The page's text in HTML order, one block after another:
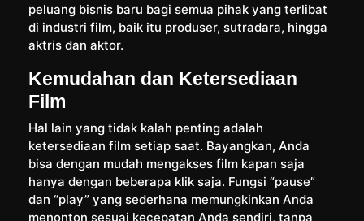
peluang bisnis baru bagi semua pihak yang terlibat
di industri film, baik itu produser, sutradara, hingga
aktris dan aktor.
Kemudahan dan Ketersediaan
Film
Hal lain yang tidak kalah penting adalah
ketersediaan film setiap saat. Bayangkan, Anda
bisa dengan mudah mengakses film kapan saja
hanya dengan beberapa klik saja. Fungsi “pause”
dan “play” yang sederhana memungkinkan Anda
menonton sesuai kecepatan Anda sendiri, tanpa